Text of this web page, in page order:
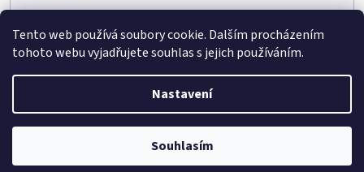
Tento web používá soubory cookie. Dalším procházením
tohoto webu vyjadřujete souhlas s jejich používáním.
Nastavení
Souhlasím
PŘIHLÁSIT SE
Vytvořil Shoptet
BABY-LINE. Všechna práva vyhrazena.